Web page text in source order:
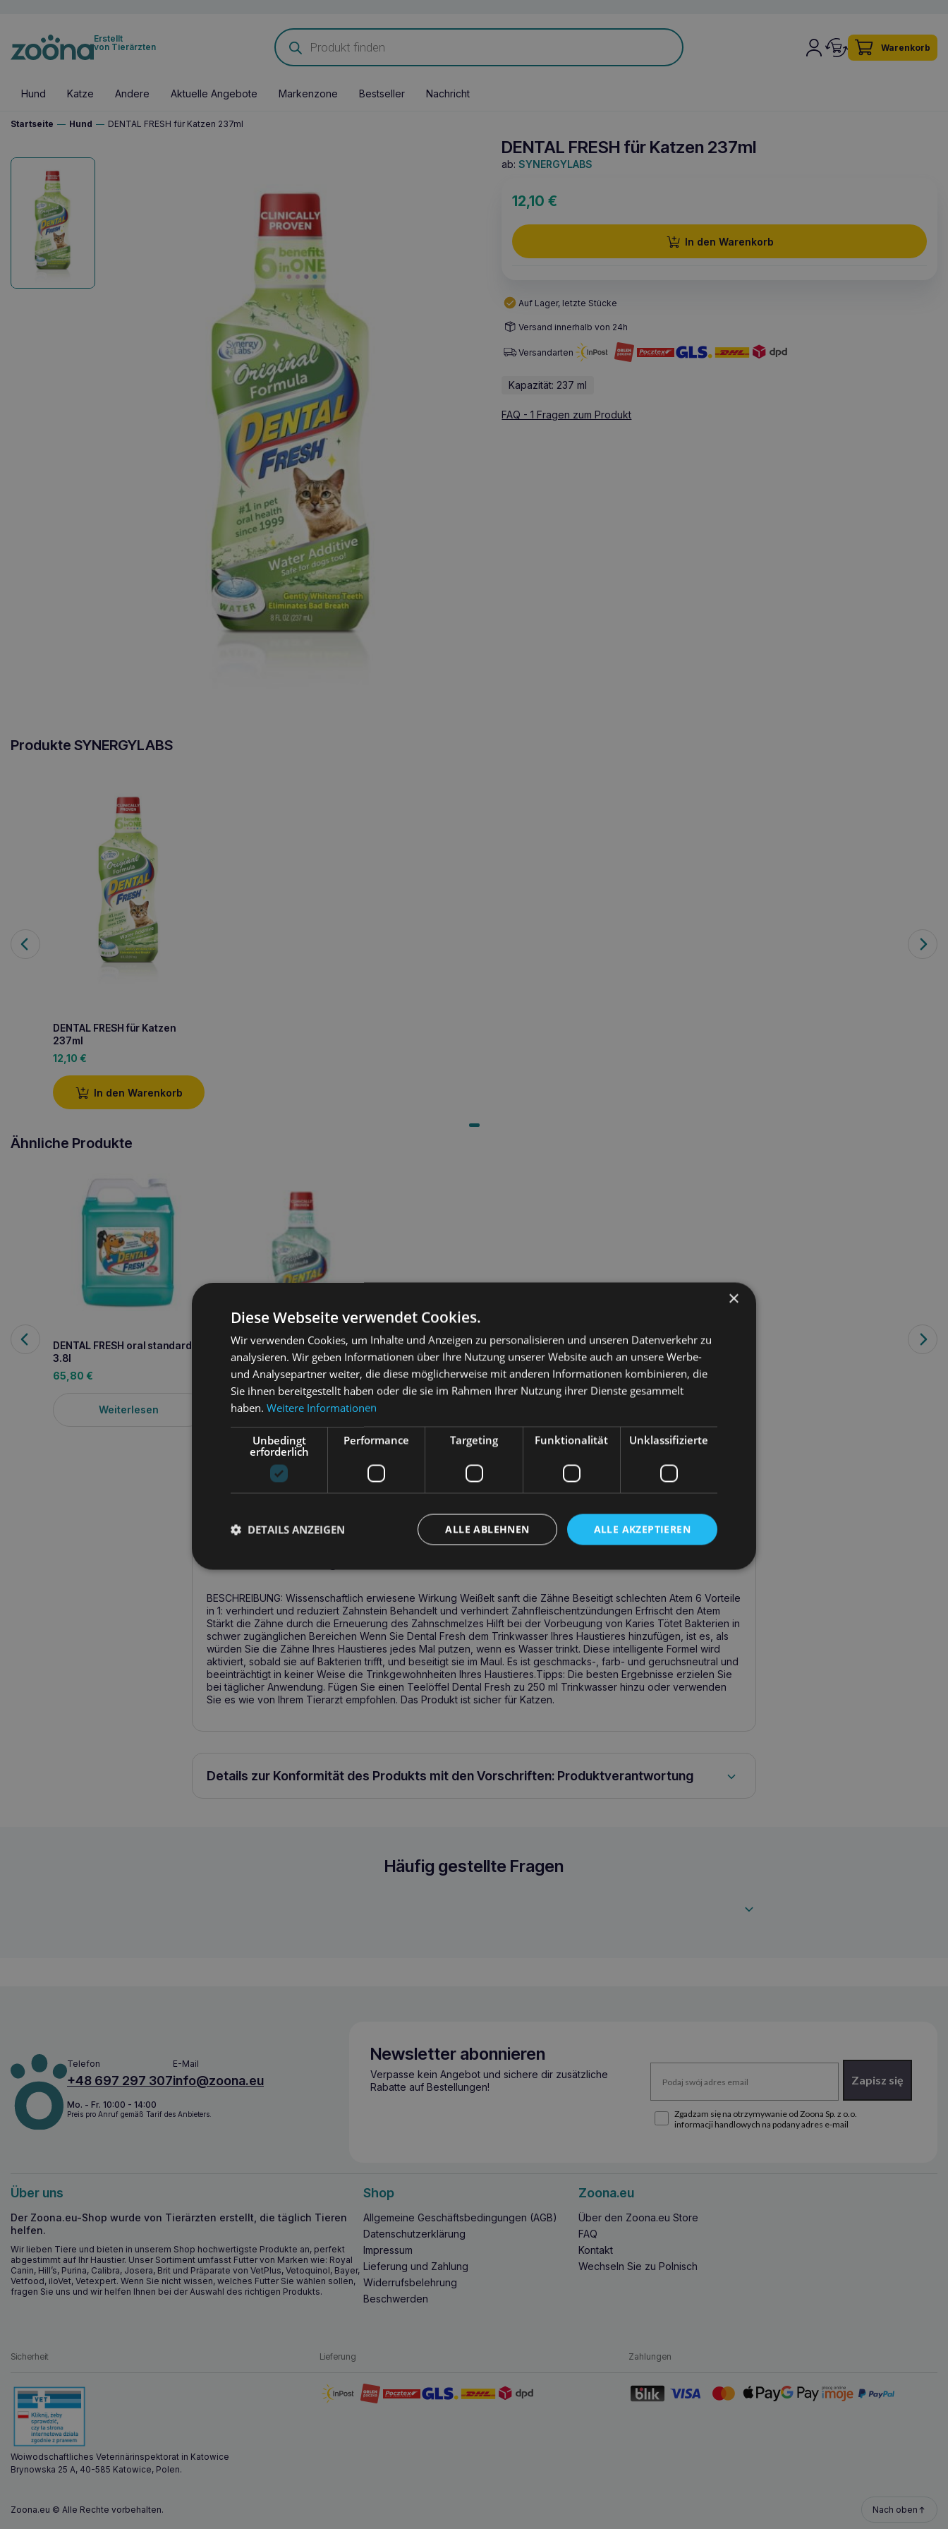
Erstellt
von Tierärzten
Products
search
Warenkorb
Hund Katze Andere Aktuelle Angebote Markenzone Bestseller Nachricht
Startseite — Hund — DENTAL FRESH für Katzen 237ml
DENTAL FRESH für Katzen 237ml
ab: SYNERGYLABS
12,10€
In den Warenkorb
Auf Lager, letzte Stücke
Versand innerhalb von 24h
Versandarten
Kapazität: 237 ml
FAQ - 1 Fragen zum Produkt
Produkte SYNERGYLABS
DENTAL FRESH für Katzen
237ml
12,10 €
In den Warenkorb
Ähnliche Produkte
DENTAL FRESH oral standard
3.8l
65,80 €
Weiterlesen
25,00€
Weiterlesen
BESCHREIBUNG: Wissenschaftlich erwiesene Wirkung Weißelt sanft die Zähne Beseitigt schlechten Atem 6 Vorteile
in 1: verhindert und reduziert Zahnstein Behandelt und verhindert Zahnfleischentzündungen Erfrischt den Atem
Stärkt die Zähne durch die Erneuerung des Zahnschmelzes Hilft bei der Vorbeugung von Karies Tötet Bakterien in
schwer zugänglichen Bereichen Wenn Sie Dental Fresh dem Trinkwasser Ihres Haustieres hinzufügen, ist es, als
würden Sie die Zähne Ihres Haustieres jedes Mal putzen, wenn es Wasser trinkt. Diese intelligente Formel wird
aktiviert, sobald sie auf Bakterien trifft, und beseitigt sie im Maul. Es ist geschmacks-, farb- und geruchsneutral und
beeinträchtigt in keiner Weise die Trinkgewohnheiten Ihres Haustieres.Tipps: Die besten Ergebnisse erzielen Sie
bei täglicher Anwendung. Fügen Sie einen Teelöffel Dental Fresh zu 250 ml Trinkwasser hinzu oder verwenden
Sie es wie von Ihrem Tierarzt empfohlen. Das Produkt ist sicher für Katzen.
Details zur Konformität des Produkts mit den Vorschriften: Produktverantwortung
Häufig gestellte Fragen
Telefon
+48 697 297 307
E-Mail
info@zoona.eu
Mo. - Fr. 10:00 - 14:00
Preis pro Anruf gemäß Tarif des Anbieters.
Newsletter abonnieren
Verpasse kein Angebot und sichere dir zusätzliche
Rabatte auf Bestellungen!
Zapisz się
Zgadzam się na otrzymywanie od Zoona Sp. z o.o.
informacji handlowych na podany adres e-mail
Über uns
Der Zoona.eu-Shop wurde von Tierärzten erstellt, die täglich Tieren
helfen.
Wir lieben Tiere und bieten in unserem Shop hochwertigste Produkte an, perfekt
abgestimmt auf Ihr Haustier. Unser Sortiment umfasst Futter von Marken wie: Royal
Canin, Hill’s, Purina, Calibra, Josera, Brit und Präparate von VetPlus, Vetoquinol, Bayer,
Vetfood, iloVet, Vetexpert. Wenn Sie nicht wissen, welches Futter Sie wählen sollen,
fragen Sie uns und wir helfen Ihnen bei der Auswahl des richtigen Produkts.
Shop
Allgemeine Geschäftsbedingungen (AGB)
Datenschutzerklärung
Impressum
Lieferung und Zahlung
Widerrufsbelehrung
Beschwerden
Zoona.eu
Über den Zoona.eu Store
FAQ
Kontakt
Wechseln Sie zu Polnisch
Sicherheit
Woiwodschaftliches Veterinärinspektorat in Katowice
Brynowska 25 A, 40-585 Katowice, Polen.
Lieferung Zahlungen
Zoona.eu © Alle Rechte vorbehalten. Nach oben
×
Diese Webseite verwendet Cookies.
Wir verwenden Cookies, um Inhalte und Anzeigen zu personalisieren und unseren Datenverkehr zu
analysieren. Wir geben Informationen über Ihre Nutzung unserer Website auch an unsere Werbe-
und Analysepartner weiter, die diese möglicherweise mit anderen Informationen kombinieren, die
Sie ihnen bereitgestellt haben oder die sie im Rahmen Ihrer Nutzung ihrer Dienste gesammelt
haben. Weitere Informationen
Unbedingt
erforderlich
Performance Targeting Funktionalität Unklassifizierte
ALLE AKZEPTIEREN
ALLE ABLEHNEN
DETAILS ANZEIGEN